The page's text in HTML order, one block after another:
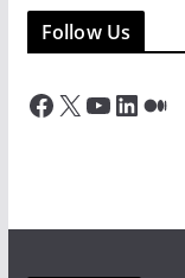
Follow Us
Facebook X YouTube LinkedIn Medium